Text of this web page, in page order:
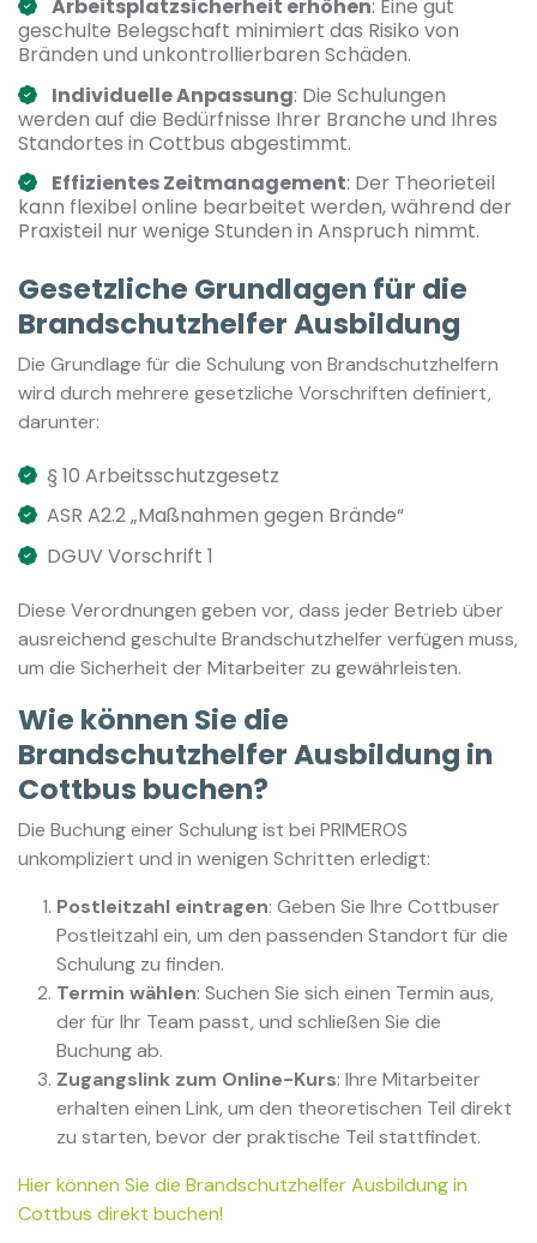
Arbeitsplatzsicherheit erhöhen: Eine gut
geschulte Belegschaft minimiert das Risiko von
Bränden und unkontrollierbaren Schäden.
Individuelle Anpassung: Die Schulungen
werden auf die Bedürfnisse Ihrer Branche und Ihres
Standortes in Cottbus abgestimmt.
Effizientes Zeitmanagement: Der Theorieteil
kann flexibel online bearbeitet werden, während der
Praxisteil nur wenige Stunden in Anspruch nimmt.
Gesetzliche Grundlagen für die
Brandschutzhelfer Ausbildung
Die Grundlage für die Schulung von Brandschutzhelfern
wird durch mehrere gesetzliche Vorschriften definiert,
darunter:
§ 10 Arbeitsschutzgesetz
ASR A2.2 „Maßnahmen gegen Brände“
DGUV Vorschrift 1
Diese Verordnungen geben vor, dass jeder Betrieb über
ausreichend geschulte Brandschutzhelfer verfügen muss,
um die Sicherheit der Mitarbeiter zu gewährleisten.
Wie können Sie die
Brandschutzhelfer Ausbildung in
Cottbus buchen?
Die Buchung einer Schulung ist bei PRIMEROS
unkompliziert und in wenigen Schritten erledigt:
Postleitzahl eintragen: Geben Sie Ihre Cottbuser
Postleitzahl ein, um den passenden Standort für die
Schulung zu finden.
Termin wählen: Suchen Sie sich einen Termin aus,
der für Ihr Team passt, und schließen Sie die
Buchung ab.
Zugangslink zum Online-Kurs: Ihre Mitarbeiter
erhalten einen Link, um den theoretischen Teil direkt
zu starten, bevor der praktische Teil stattfindet.
Hier können Sie die Brandschutzhelfer Ausbildung in
Cottbus direkt buchen!